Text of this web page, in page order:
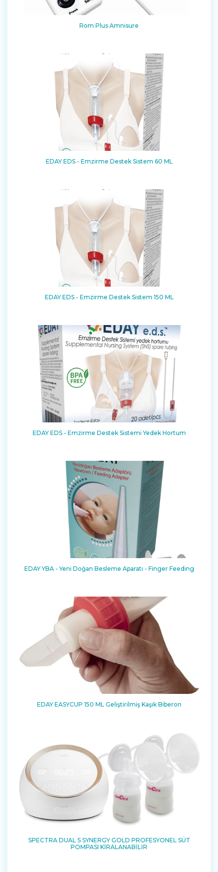
Rom Plus Amnisure
EDAY EDS - Emzirme Destek Sistem 60 ML
EDAY EDS - Emzirme Destek Sistem 150 ML
EDAY EDS - Emzirme Destek Sistemi Yedek Hortum
EDAY YBA - Yeni Doğan Besleme Aparatı - Finger Feeding
EDAY EASYCUP 150 ML Geliştirilmiş Kaşık Biberon
SPECTRA DUAL S SYNERGY GOLD PROFESYONEL SÜT
POMPASI KİRALANABİLİR